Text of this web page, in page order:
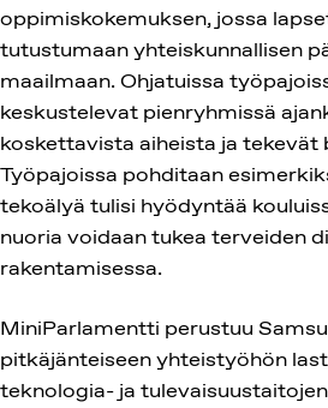
oppimiskokemuksen, jossa
tutustumaan yhteiskunnallisen
maailmaan. Ohjatuissa
keskustelevat pienryhmissä
koskettavista aiheista ja tekevät
Työpajoissa pohditaan
tekoälyä tulisi hyödyntää
nuoria voidaan tukea terveiden
rakentamisessa.
MiniParlamentti perustuu
pitkäjänteiseen yhteistyöhön
teknologia- ja